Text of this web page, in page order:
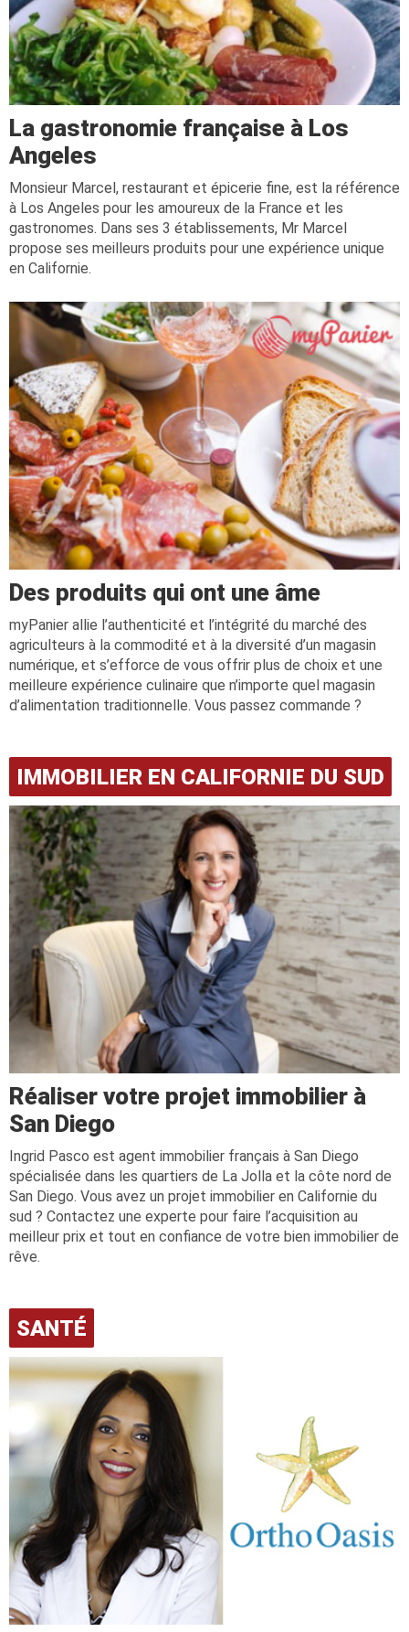
La gastronomie française à Los
Angeles
Monsieur Marcel, restaurant et épicerie fine, est la référence
à Los Angeles pour les amoureux de la France et les
gastronomes. Dans ses 3 établissements, Mr Marcel
propose ses meilleurs produits pour une expérience unique
en Californie.
Des produits qui ont une âme
myPanier allie l’authenticité et l’intégrité du marché des
agriculteurs à la commodité et à la diversité d’un magasin
numérique, et s’efforce de vous offrir plus de choix et une
meilleure expérience culinaire que n’importe quel magasin
d’alimentation traditionnelle. Vous passez commande ?
IMMOBILIER EN CALIFORNIE DU SUD
Réaliser votre projet immobilier à
San Diego
Ingrid Pasco est agent immobilier français à San Diego
spécialisée dans les quartiers de La Jolla et la côte nord de
San Diego. Vous avez un projet immobilier en Californie du
sud ? Contactez une experte pour faire l’acquisition au
meilleur prix et tout en confiance de votre bien immobilier de
rêve.
SANTÉ